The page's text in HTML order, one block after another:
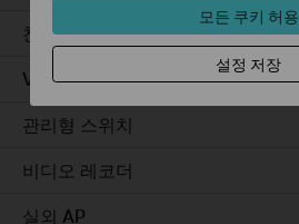
천장형 AP
VPN 라우터
관리형 스위치
비디오 레코더
실외 AP
모든 쿠키 허용
설정 저장